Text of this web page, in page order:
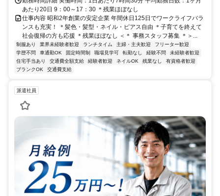
あたり20日 9：00～17：30 ＊残業ほぼなし
仕事内容 昭和2年創業の安定企業 年間休日125日でワークライフバラ
ンスも充実！ ＊髪色・髪型・ネイル・ピアス自由 ＊子育てを終えて
社会復帰の方も応援 ＊残業ほぼなし ＜＊ 事務スタッフ募集 ＊＞...
制服あり 業界未経験者歓迎 ランチタイム 主婦・主夫歓迎
フリーター歓迎
学歴不問
車通勤OK 固定時間制 職場見学可 転勤なし 経験不問
未経験者歓迎
住宅手当あり
交通費全額支給 経験者歓迎 ネイルOK 残業なし
有資格者歓迎
ブランクOK
交通費支給
派遣社員